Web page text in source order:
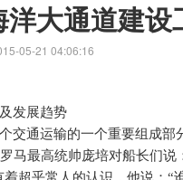
大通道建设
05-21 04:06:16
发展趋势
交通运输的一个重要组成
马最高统帅庞培对船长们